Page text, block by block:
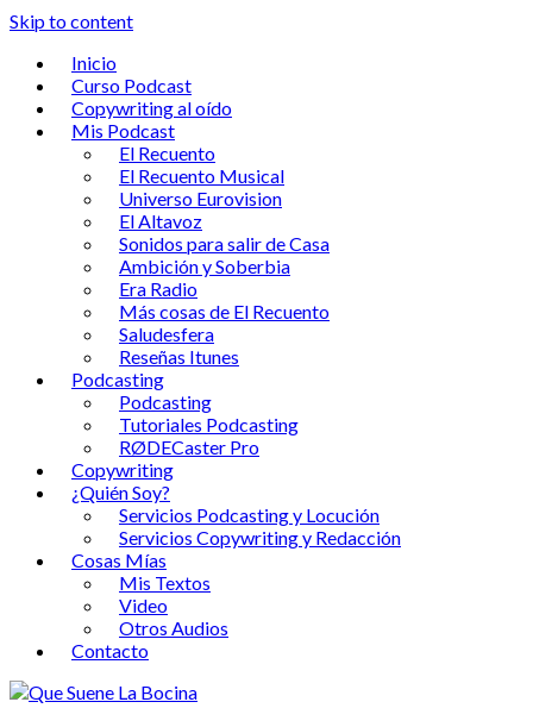
Skip to content
Inicio
Curso Podcast
Copywriting al oído
Mis Podcast
El Recuento
El Recuento Musical
Universo Eurovision
El Altavoz
Sonidos para salir de Casa
Ambición y Soberbia
Era Radio
Más cosas de El Recuento
Saludesfera
Reseñas Itunes
Podcasting
Podcasting
Tutoriales Podcasting
RØDECaster Pro
Copywriting
¿Quién Soy?
Servicios Podcasting y Locución
Servicios Copywriting y Redacción
Cosas Mías
Mis Textos
Video
Otros Audios
Contacto